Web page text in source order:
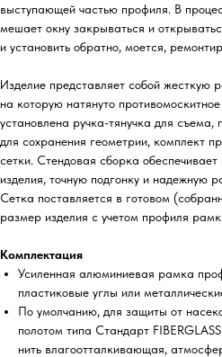
выступающей частью профиля. В
мешает окну закрываться и
и установить обратно, моется,
Изделие представляет собой жесткую
на которую натянуто
установлена ручка-тянучка для съема,
для сохранения геометрии, комплект
сетки. Стендовая сборка
изделия, точную подгонку и надежную
Сетка поставляется в готовом
размер изделия с учетом профиля
Комплектация
Усиленная алюминиевая рамка
пластиковые углы или
По умолчанию, для защиты от
полотом типа Стандарт
нить влагоотталкивающая,